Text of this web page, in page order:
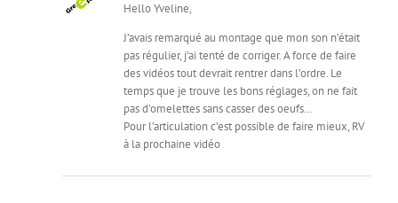
Hello Yveline,
J’avais remarqué au montage que mon son n’était
pas régulier, j’ai tenté de corriger. A force de faire
des vidéos tout devrait rentrer dans l’ordre. Le
temps que je trouve les bons réglages, on ne fait
pas d’omelettes sans casser des oeufs…
Pour l’articulation c’est possible de faire mieux, RV
à la prochaine vidéo